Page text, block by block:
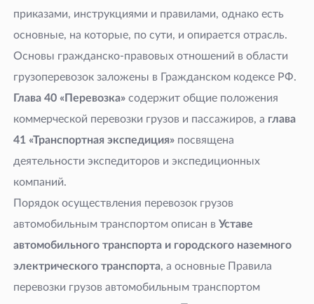
приказами, инструкциями и правилами, однако есть
основные, на которые, по сути, и опирается отрасль.
Основы гражданско-правовых отношений в области
грузоперевозок заложены в Гражданском кодексе РФ.
Глава 40 «Перевозка»содержит общие положения
коммерческой перевозки грузов и пассажиров, а глава
41 «Транспортная экспедиция»посвящена
деятельности экспедиторов и экспедиционных
компаний.
Порядок осуществления перевозок грузов
автомобильным транспортом описан в Уставе
автомобильного транспорта и городского наземного
электрического транспорта, а основные Правила
перевозки грузов автомобильным транспортом